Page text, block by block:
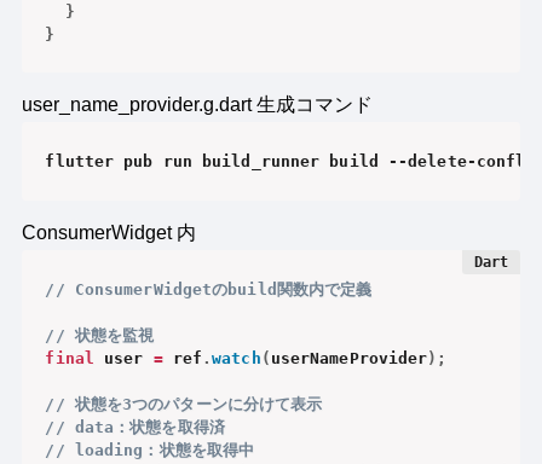
}
}
user_name_provider.g.dart 生成コマンド
flutter pub run build_runner build --delete-
ConsumerWidget 内
// ConsumerWidgetのbuild関数内で定義
// 状態を監視
final
user = ref .watch ( userNameProvider) ;
// 状態を3つのパターンに分けて表示
// data：状態を取得済
// loading：状態を取得中